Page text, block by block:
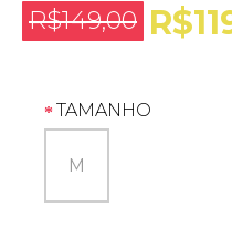
R$149,00
TAMANHO
M